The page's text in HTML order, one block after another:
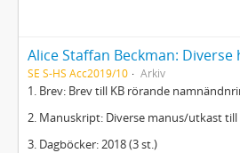
Alice Staffan Beckman:
SE S-HS Acc2019/10 Arkiv
1. Brev: Brev till KB rörande
2. Manuskript: Diverse manus/utkast
3. Dagböcker: 2018 (3 st.)